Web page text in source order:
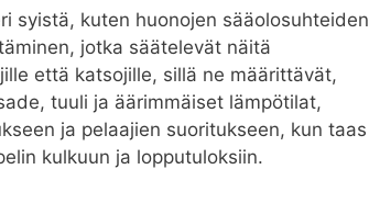
syistä, kuten huonojen sääolosuhteiden
jotka säätelevät näitä
että katsojille, sillä ne määrittävät,
tuuli ja äärimmäiset lämpötilat,
ja pelaajien suoritukseen, kun taas
kulkuun ja lopputuloksiin.